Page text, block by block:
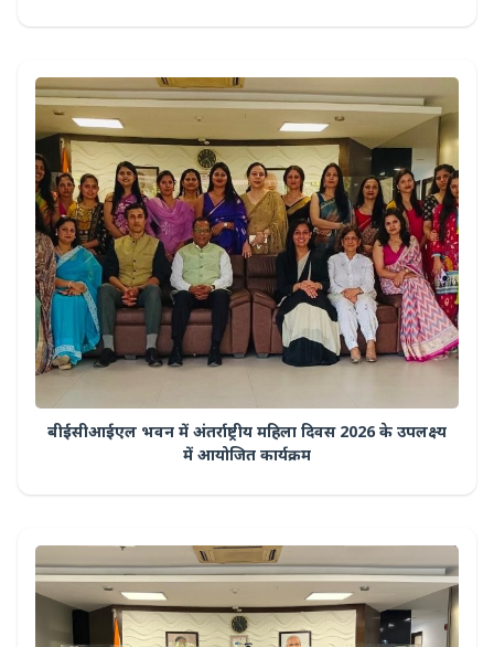
बीईसीआईएल भवन में अंतर्राष्ट्रीय महिला दिवस 2026 के उपलक्ष्य
में आयोजित कार्यक्रम